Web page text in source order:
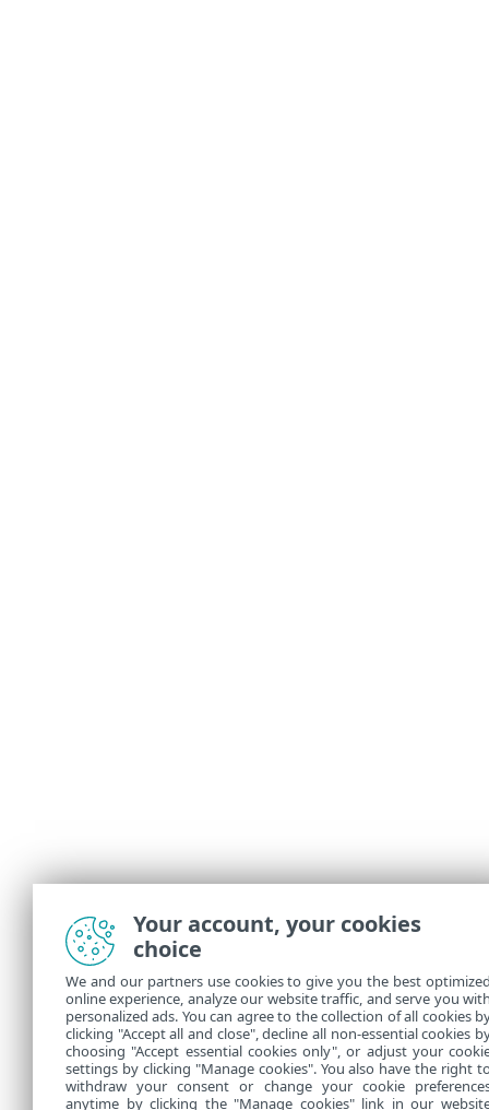
Your account, your cookies
choice
We and our partners use cookies to give you the best
online experience, analyze our website traffic, and serve you
personalized ads. You can agree to the collection of all cookies
clicking "Accept all and close", decline all non-essential cookies
choosing "Accept essential cookies only", or adjust your
settings by clicking "Manage cookies". You also have the right
withdraw your consent or change your cookie
anytime by clicking the "Manage cookies" link in our